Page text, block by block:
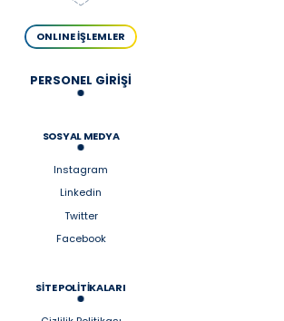
ONLINE İŞLEMLER
PERSONEL GİRİŞİ
SOSYAL MEDYA
Instagram
Linkedin
Twitter
Facebook
SİTE POLİTİKALARI